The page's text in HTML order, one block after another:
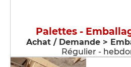
Palettes -
Achat / Demande >
Régulier -